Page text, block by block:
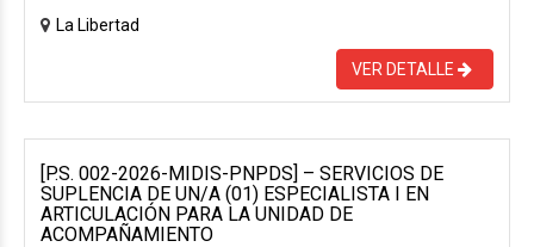
La Libertad
VER DETALLE
[P.S. 002-2026-MIDIS-PNPDS] – SERVICIOS DE
SUPLENCIA DE UN/A (01) ESPECIALISTA I EN
ARTICULACIÓN PARA LA UNIDAD DE
ACOMPAÑAMIENTO